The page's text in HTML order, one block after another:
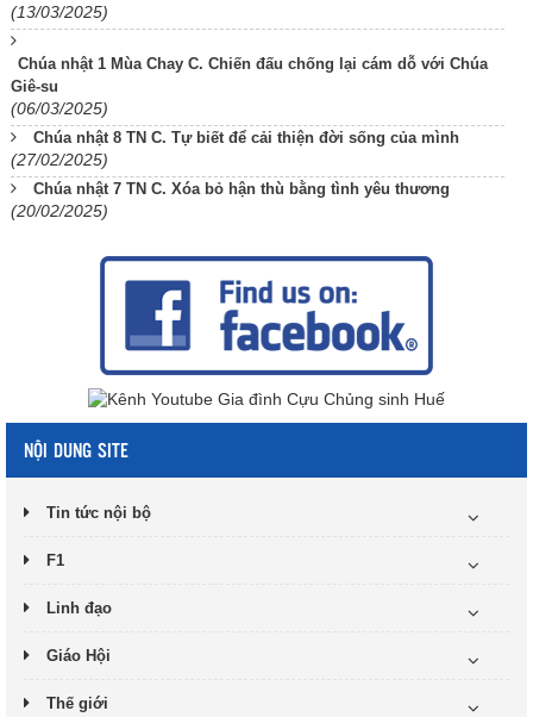
(13/03/2025)
Chúa nhật 1 Mùa Chay C. Chiến đấu chống lại cám dỗ với Chúa
Giê-su
(06/03/2025)
Chúa nhật 8 TN C. Tự biết để cải thiện đời sống của mình
(27/02/2025)
Chúa nhật 7 TN C. Xóa bỏ hận thù bằng tình yêu thương
(20/02/2025)
NỘI DUNG SITE
Tin tức nội bộ
F1
Linh đạo
Giáo Hội
Thế giới